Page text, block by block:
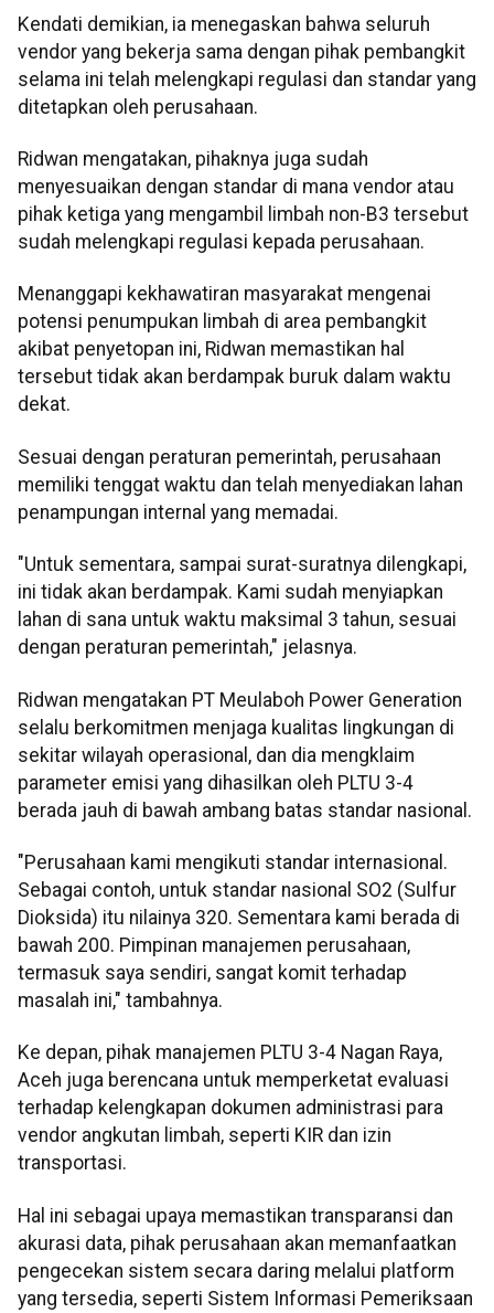
Kendati demikian, ia menegaskan bahwa seluruh
vendor yang bekerja sama dengan pihak pembangkit
selama ini telah melengkapi regulasi dan standar yang
ditetapkan oleh perusahaan.
Ridwan mengatakan, pihaknya juga sudah
menyesuaikan dengan standar di mana vendor atau
pihak ketiga yang mengambil limbah non-B3 tersebut
sudah melengkapi regulasi kepada perusahaan.
Menanggapi kekhawatiran masyarakat mengenai
potensi penumpukan limbah di area pembangkit
akibat penyetopan ini, Ridwan memastikan hal
tersebut tidak akan berdampak buruk dalam waktu
dekat.
Sesuai dengan peraturan pemerintah, perusahaan
memiliki tenggat waktu dan telah menyediakan lahan
penampungan internal yang memadai.
"Untuk sementara, sampai surat-suratnya dilengkapi,
ini tidak akan berdampak. Kami sudah menyiapkan
lahan di sana untuk waktu maksimal 3 tahun, sesuai
dengan peraturan pemerintah," jelasnya.
Ridwan mengatakan PT Meulaboh Power Generation
selalu berkomitmen menjaga kualitas lingkungan di
sekitar wilayah operasional, dan dia mengklaim
parameter emisi yang dihasilkan oleh PLTU 3-4
berada jauh di bawah ambang batas standar nasional.
"Perusahaan kami mengikuti standar internasional.
Sebagai contoh, untuk standar nasional SO2 (Sulfur
Dioksida) itu nilainya 320. Sementara kami berada di
bawah 200. Pimpinan manajemen perusahaan,
termasuk saya sendiri, sangat komit terhadap
masalah ini," tambahnya.
Ke depan, pihak manajemen PLTU 3-4 Nagan Raya,
Aceh juga berencana untuk memperketat evaluasi
terhadap kelengkapan dokumen administrasi para
vendor angkutan limbah, seperti KIR dan izin
transportasi.
Hal ini sebagai upaya memastikan transparansi dan
akurasi data, pihak perusahaan akan memanfaatkan
pengecekan sistem secara daring melalui platform
yang tersedia, seperti Sistem Informasi Pemeriksaan